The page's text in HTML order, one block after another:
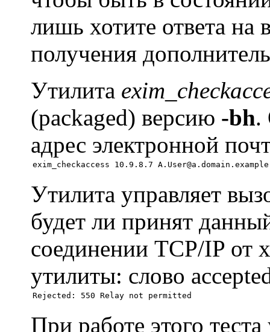
лишь хотите ответа на
получения
Утилита
(packaged) версию -bh.
адрес электронной
Утилита управляет
будет ли принят
соединении TCP/IP от
утилиты: слово
При работе этого